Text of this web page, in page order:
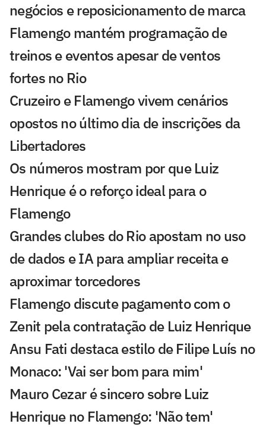
negócios e reposicionamento de marca
Flamengo mantém programação de
treinos e eventos apesar de ventos
fortes no Rio
Cruzeiro e Flamengo vivem cenários
opostos no último dia de inscrições da
Libertadores
Os números mostram por que Luiz
Henrique é o reforço ideal para o
Flamengo
Grandes clubes do Rio apostam no uso
de dados e IA para ampliar receita e
aproximar torcedores
Flamengo discute pagamento com o
Zenit pela contratação de Luiz Henrique
Ansu Fati destaca estilo de Filipe Luís no
Monaco: 'Vai ser bom para mim'
Mauro Cezar é sincero sobre Luiz
Henrique no Flamengo: 'Não tem'